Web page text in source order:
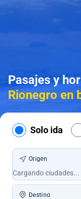
Pasajes y
Rionegro en
Solo ida
Origen
Destino